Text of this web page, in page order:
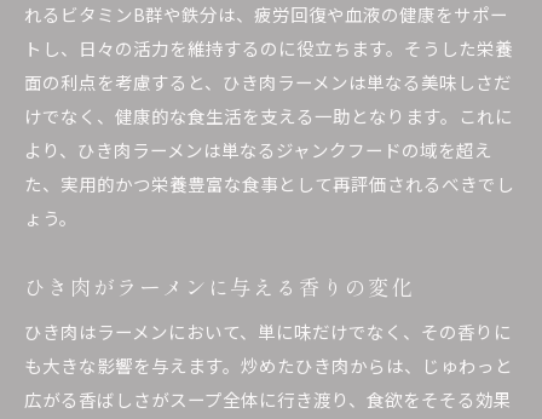
れるビタミンB群や鉄分は、疲労回復や血液の健康をサポー
トし、日々の活力を維持するのに役立ちます。そうした栄養
面の利点を考慮すると、ひき肉ラーメンは単なる美味しさだ
けでなく、健康的な食生活を支える一助となります。これに
より、ひき肉ラーメンは単なるジャンクフードの域を超え
た、実用的かつ栄養豊富な食事として再評価されるべきでし
ょう。
ひき肉がラーメンに与える香りの変化
ひき肉はラーメンにおいて、単に味だけでなく、その香りに
も大きな影響を与えます。炒めたひき肉からは、じゅわっと
広がる香ばしさがスープ全体に行き渡り、食欲をそそる効果